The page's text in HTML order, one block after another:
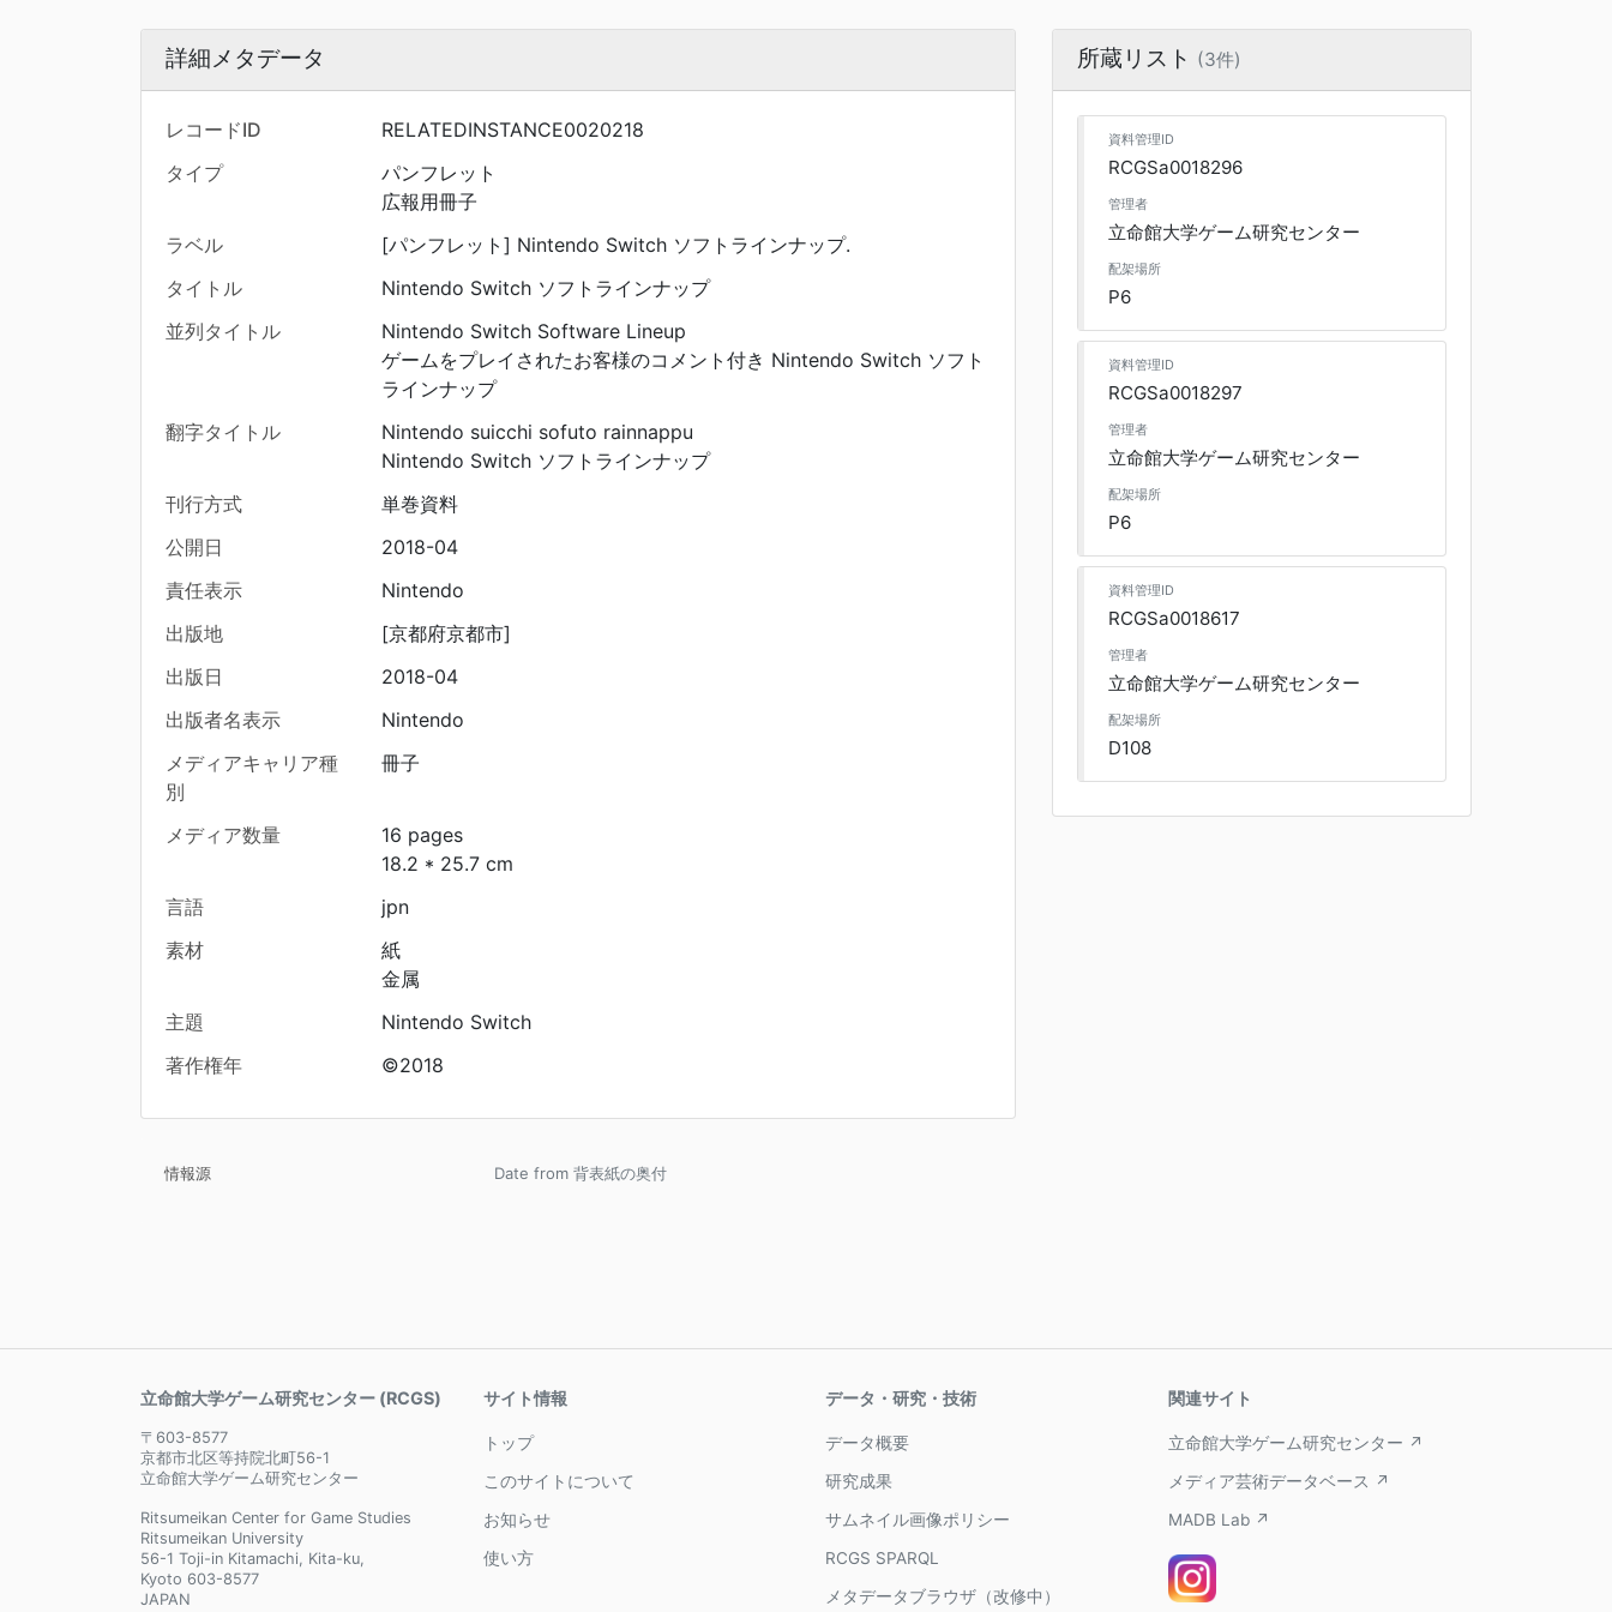
詳細メタデータ
レコードID
RELATEDINSTANCE0020218
タイプ
パンフレット
広報用冊子
ラベル
[パンフレット] Nintendo Switch ソフトラインナップ.
タイトル
Nintendo Switch ソフトラインナップ
並列タイトル
Nintendo Switch Software Lineup
ゲームをプレイされたお客様のコメント付き Nintendo Switch ソフト
ラインナップ
翻字タイトル
Nintendo suicchi sofuto rainnappu
Nintendo Switch ソフトラインナップ
刊行方式
単巻資料
公開日
2018-04
責任表示
Nintendo
出版地
[京都府京都市]
出版日
2018-04
出版者名表示
Nintendo
メディアキャリア種
別
冊子
メディア数量
16 pages
18.2 * 25.7 cm
言語
jpn
素材
紙
金属
主題
Nintendo Switch
著作権年
©2018
所蔵リスト (3件)
資料管理ID
RCGSa0018296
管理者
立命館大学ゲーム研究センター
配架場所
P6
資料管理ID
RCGSa0018297
管理者
立命館大学ゲーム研究センター
配架場所
P6
資料管理ID
RCGSa0018617
管理者
立命館大学ゲーム研究センター
配架場所
D108
情報源 Date from 背表紙の奥付
立命館大学ゲーム研究センター (RCGS)
〒603-8577
京都市北区等持院北町56-1
立命館大学ゲーム研究センター
Ritsumeikan Center for Game Studies
Ritsumeikan University
56-1 Toji-in Kitamachi, Kita-ku,
Kyoto 603-8577
JAPAN
サイト情報
トップ
このサイトについて
お知らせ
使い方
データ・研究・技術
データ概要
研究成果
サムネイル画像ポリシー
RCGS SPARQL
メタデータブラウザ（改修中）
関連サイト
立命館大学ゲーム研究センター ↗
メディア芸術データベース ↗
MADB Lab ↗